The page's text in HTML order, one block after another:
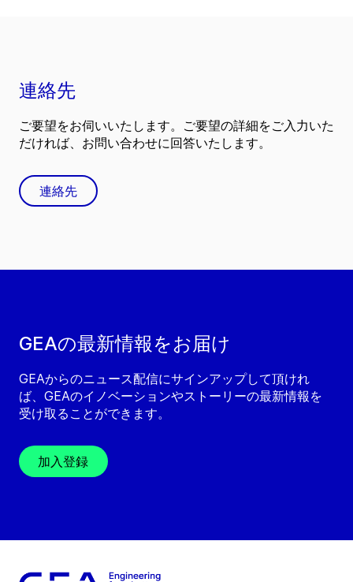
GEAの最新情報をお届け
GEAからのニュース配信にサインアップして頂けれ
ば、GEAのイノベーションやストーリーの最新情報を
受け取ることができます。
加入登録
連絡先
ご要望をお伺いいたします。ご要望の詳細をご入力いた
だければ、お問い合わせに回答いたします。
連絡先